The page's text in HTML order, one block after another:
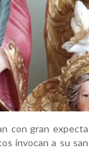
con gran
invocan a su